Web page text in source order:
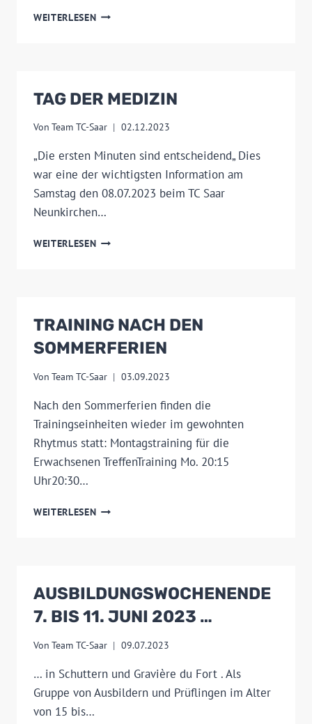
WEITERLESENTAUCHTAG
TAG DER MEDIZIN
Von Team TC-Saar 02.12.2023
„Die ersten Minuten sind entscheidend„ Dies
war eine der wichtigsten Information am
Samstag den 08.07.2023 beim TC Saar
Neunkirchen…
WEITERLESENTAG
TRAINING NACH DEN
SOMMERFERIEN
Von Team TC-Saar 03.09.2023
Nach den Sommerferien finden die
Trainingseinheiten wieder im gewohnten
Rhytmus statt: Montagstraining für die
Erwachsenen TreffenTraining Mo. 20:15
Uhr20:30…
WEITERLESENTRAINING
AUSBILDUNGSWOCHENENDE
7. BIS 11. JUNI 2023 …
Von Team TC-Saar 09.07.2023
… in Schuttern und Gravière du Fort . Als
Gruppe von Ausbildern und Prüflingen im Alter
von 15 bis…